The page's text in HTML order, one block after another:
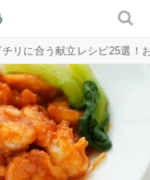
リに合う献立レシピ25選！